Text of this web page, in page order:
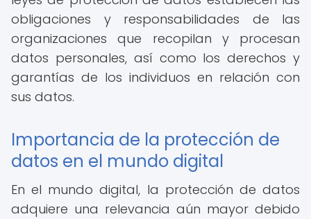
obligaciones y responsabilidades de las
organizaciones que recopilan y procesan
datos personales, así como los derechos y
garantías de los individuos en relación con
sus datos.
Importancia de la protección de
datos en el mundo digital
En el mundo digital, la protección de datos
adquiere una relevancia aún mayor debido